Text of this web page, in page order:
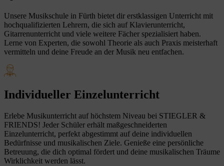
Unsere Musikschule in Fürth bietet dir erstklassigen Unterricht mit
hochqualifizierten Lehrern, die sich auf Klavierunterricht,
Gitarrenunterricht und viele weitere Fächer spezialisiert haben.
Lerne von Experten, die sowohl Theorie als auch Praxis meisterhaft
vermitteln und deine Freude an der Musik neu entfachen.
Individueller Einzelunterricht
Erlebe Musikunterricht auf höchstem Niveau bei STIEGLER &
FRIENDS! Jeder Schüler erhält maßgeschneiderten
Einzelunterricht, perfekt abgestimmt auf deine individuellen
Bedürfnisse und musikalischen Ziele. Genieße eine persönliche
Betreuung, die dich optimal fördert und deine musikalischen Träume
Wirklichkeit werden lässt.